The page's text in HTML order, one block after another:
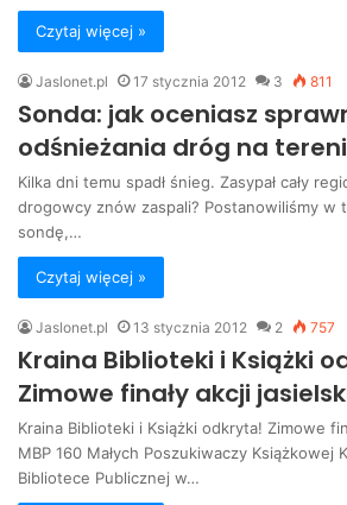
Czytaj więcej »
Jaslonet.pl 17 stycznia 2012 3 811
Sonda: jak oceniasz
odśnieżania dróg na
Kilka dni temu spadł śnieg. Zasypał cały
drogowcy znów zaspali? Postanowiliśmy w
sondę,…
Czytaj więcej »
Jaslonet.pl 13 stycznia 2012 2 757
Kraina Biblioteki i Książki
Zimowe finały akcji
Kraina Biblioteki i Książki odkryta! Zimowe
MBP 160 Małych Poszukiwaczy Książkowej
Bibliotece Publicznej w…